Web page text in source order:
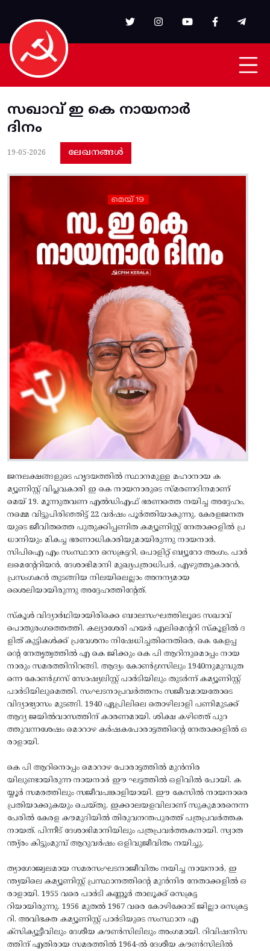
സഖാവ് ഇ കെ നായനാർ
ദിനം
19-05-2026 ലേഖനങ്ങൾ
ജനലക്ഷങ്ങളുടെ ഹൃദയത്തിൽ സ്ഥാനമുള്ള മഹാനായ ക
മ്യൂണിസ്റ്റ് വിപ്ലവകാരി ഇ കെ നായനാരുടെ സ്‌മരണദിനമാണ്
മെയ് 19. മൂന്നുതവണ എൽഡിഎഫ് ഭരണത്തെ നയിച്ച അദ്ദേഹം,
നമ്മെ വിട്ടുപിരിഞ്ഞിട്ട് 22 വർഷം പൂർത്തിയാകുന്നു. കേരളജനത
യുടെ ജീവിതത്തെ പുതുക്കിപ്പണിത കമ്യൂണിസ്റ്റ് നേതാക്കളിൽ പ്ര
ധാനിയും മികച്ച ഭരണാധികാരിയുമായിരുന്നു നായനാർ.
സിപിഐ എം സംസ്ഥാന സെക്രട്ടറി, പൊളിറ്റ് ബ്യൂറോ അംഗം, പാർ
ലമെന്റേറിയൻ, ദേശാഭിമാനി മുഖ്യപത്രാധിപർ, എഴുത്തുകാരൻ,
പ്രസംഗകൻ തുടങ്ങിയ നിലയിലെല്ലാം അനന്യമായ
ശൈലിയായിരുന്നു അദ്ദേഹത്തിന്റേത്.
​സ്‌കൂൾ വിദ്യാർഥിയായിരിക്കെ ബാലസംഘത്തിലൂടെ സഖാവ്
പൊതുരംഗത്തെത്തി. കല്യാശേരി ഹയർ എലിമെന്ററി സ്‌കൂളിൽ ദ
ളിത് കുട്ടികൾക്ക് പ്രവേശനം നിഷേധിച്ചതിനെതിരെ, കെ കേളപ്പ
ന്റെ നേതൃത്വത്തിൽ എ കെ ജിക്കും കെ പി ആറിനുമൊപ്പം നായ
നാരും സമരത്തിനിറങ്ങി. ആദ്യം കോൺഗ്രസിലും 1940നുമുമ്പുത
ന്നെ കോൺഗ്രസ് സോഷ്യലിസ്റ്റ് പാർടിയിലും തുടർന്ന് കമ്യൂണിസ്റ്റ്
പാർടിയിലുമെത്തി. സംഘടനാപ്രവർത്തനം സജീവമായതോടെ
വിദ്യാഭ്യാസം മുടങ്ങി. 1940 ഏപ്രിലിലെ തൊഴിലാളി പണിമുടക്ക്
ആദ്യ ജയിൽവാസത്തിന് കാരണമായി. ശിക്ഷ കഴിഞ്ഞ് പുറ
ത്തുവന്നശേഷം മൊറാഴ കർഷകപോരാട്ടത്തിന്റെ നേതാക്കളിൽ ഒ
രാളായി.
​കെ പി ആറിനൊപ്പം മൊറാഴ പോരാട്ടത്തിൽ മുൻനിര
യിലുണ്ടായിരുന്ന നായനാർ ഈ ഘട്ടത്തിൽ ഒളിവിൽ പോയി. ക
യ്യൂർ സമരത്തിലും സജീവപങ്കാളിയായി. ഈ കേസിൽ നായനാരെ
പ്രതിയാക്കുകയും ചെയ്തു. ഇക്കാലയളവിലാണ് സുകുമാരനെന്ന
പേരിൽ കേരള കൗമുദിയിൽ തിരുവനന്തപുരത്ത് പത്രപ്രവർത്തക
നായത്. പിന്നീട് ദേശാഭിമാനിയിലും പത്രപ്രവർത്തകനായി. സ്വാത
ന്ത്യ്രം കിട്ടുംമുമ്പ് ആറുവർഷം ഒളിവുജീവിതം നയിച്ചു.
​ത്യാഗോജ്വലമായ സമരസംഘടനാജീവിതം നയിച്ച നായനാർ, ഇ
ന്ത്യയിലെ കമ്യൂണിസ്റ്റ് പ്രസ്ഥാനത്തിന്റെ മുൻനിര നേതാക്കളിൽ ഒ
രാളായി. 1955 വരെ പാർടി കണ്ണൂർ താലൂക്ക് സെക്രട്ട
റിയായിരുന്നു. 1956 മുതൽ 1967 വരെ കോഴിക്കോട് ജില്ലാ സെക്രട്ട
റി. അവിഭക്ത കമ്യൂണിസ്റ്റ് പാർടിയുടെ സംസ്ഥാന എ
ക്‌സിക്യൂട്ടീവിലും ദേശീയ കൗൺസിലിലും അംഗമായി. റിവിഷനിസ
ത്തിന് എതിരായ സമരത്തിൽ 1964-ൽ ദേശീയ കൗൺസിലിൽ